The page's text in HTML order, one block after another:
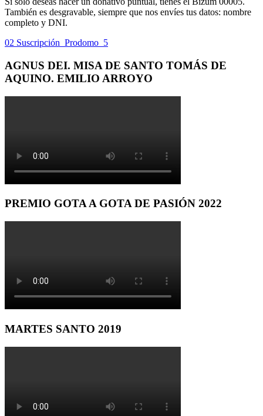
También es desgravable, siempre que nos envíes tus datos: nombre
completo y DNI.
02 Suscripción_Prodomo_5
AGNUS DEI. MISA DE SANTO TOMÁS DE
AQUINO. EMILIO ARROYO
PREMIO GOTA A GOTA DE PASIÓN 2022
MARTES SANTO 2019